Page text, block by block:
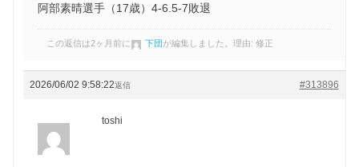
阿部素晴選手（17歳）4-6.5-7敗退
この返信は2ヶ月前に 下団が編集しました。理由: 修正
2026/06/02 9:58:22 #313896
返信
toshi